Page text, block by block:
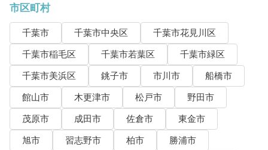
市区町村
千葉市 千葉市中央区
千葉市花見川区
千葉市稲毛区
千葉市若葉区
千葉市緑区
千葉市美浜区
銚子市 市川市
船橋市
館山市
木更津市 松戸市
野田市
茂原市
成田市 佐倉市
東金市
旭市
習志野市 柏市
勝浦市